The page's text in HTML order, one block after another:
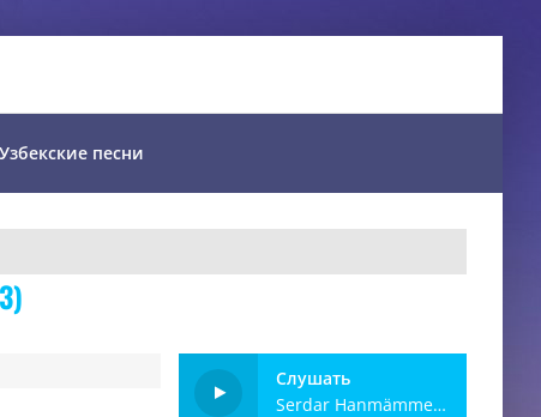
Узбекские песни
Слушать
Serdar Hanmämmedow - Gyzym (official clip+MP3)